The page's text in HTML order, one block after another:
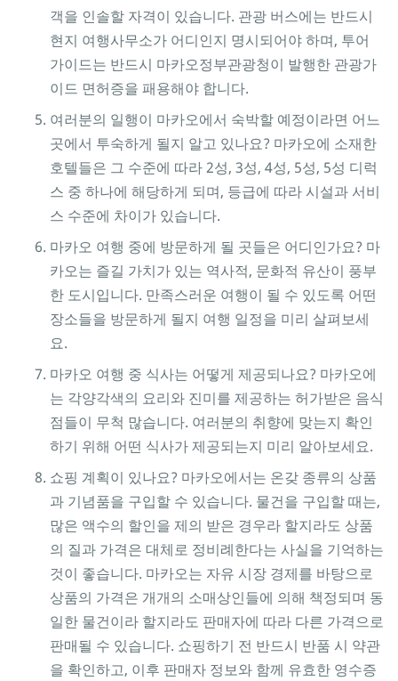
객을 인솔할 자격이 있습니다. 관광 버스에는 반드시
현지 여행사무소가 어디인지 명시되어야 하며, 투어
가이드는 반드시 마카오정부관광청이 발행한 관광가
이드 면허증을 패용해야 합니다.
여러분의 일행이 마카오에서 숙박할 예정이라면 어느
곳에서 투숙하게 될지 알고 있나요? 마카오에 소재한
호텔들은 그 수준에 따라 2성, 3성, 4성, 5성, 5성 디럭
스 중 하나에 해당하게 되며, 등급에 따라 시설과 서비
스 수준에 차이가 있습니다.
마카오 여행 중에 방문하게 될 곳들은 어디인가요? 마
카오는 즐길 가치가 있는 역사적, 문화적 유산이 풍부
한 도시입니다. 만족스러운 여행이 될 수 있도록 어떤
장소들을 방문하게 될지 여행 일정을 미리 살펴보세
요.
마카오 여행 중 식사는 어떻게 제공되나요? 마카오에
는 각양각색의 요리와 진미를 제공하는 허가받은 음식
점들이 무척 많습니다. 여러분의 취향에 맞는지 확인
하기 위해 어떤 식사가 제공되는지 미리 알아보세요.
쇼핑 계획이 있나요? 마카오에서는 온갖 종류의 상품
과 기념품을 구입할 수 있습니다. 물건을 구입할 때는,
많은 액수의 할인을 제의 받은 경우라 할지라도 상품
의 질과 가격은 대체로 정비례한다는 사실을 기억하는
것이 좋습니다. 마카오는 자유 시장 경제를 바탕으로
상품의 가격은 개개의 소매상인들에 의해 책정되며 동
일한 물건이라 할지라도 판매자에 따라 다른 가격으로
판매될 수 있습니다. 쇼핑하기 전 반드시 반품 시 약관
을 확인하고, 이후 판매자 정보와 함께 유효한 영수증